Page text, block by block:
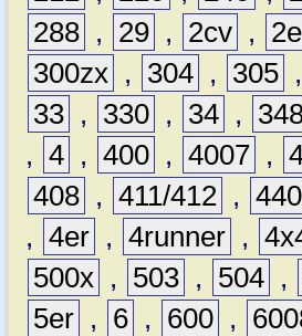
288 , 29 , 2cv ,
300zx , 304 , 305 ,
33 , 330 , 34 ,
, 4 , 400 , 4007 ,
408 , 411/412 ,
, 4er , 4runner ,
500x , 503 , 504 ,
5er , 6 , 600 ,